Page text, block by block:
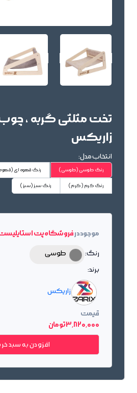
تخت مثلثی گربه ، چوب
زاریکس
انتخاب مدل:
رنگ طوسی (طوسی) رنگ قهوه ای
رنگ کرم (کرم) رنگ سبز (سبز)
موجود درفروشگاه پت
رنگ:
طوسی
برند:
زاریکس
قیمت
3٬820٬000 تومان
افزودن به سبد